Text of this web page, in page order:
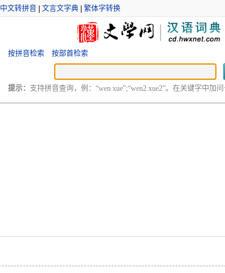
中文转拼音| 文言文字典| 繁体字转换
按拼音检索 按部首检索
提示： 支持拼音查询，例：“wen xue”;“wen2 xue2”。在关键字中加